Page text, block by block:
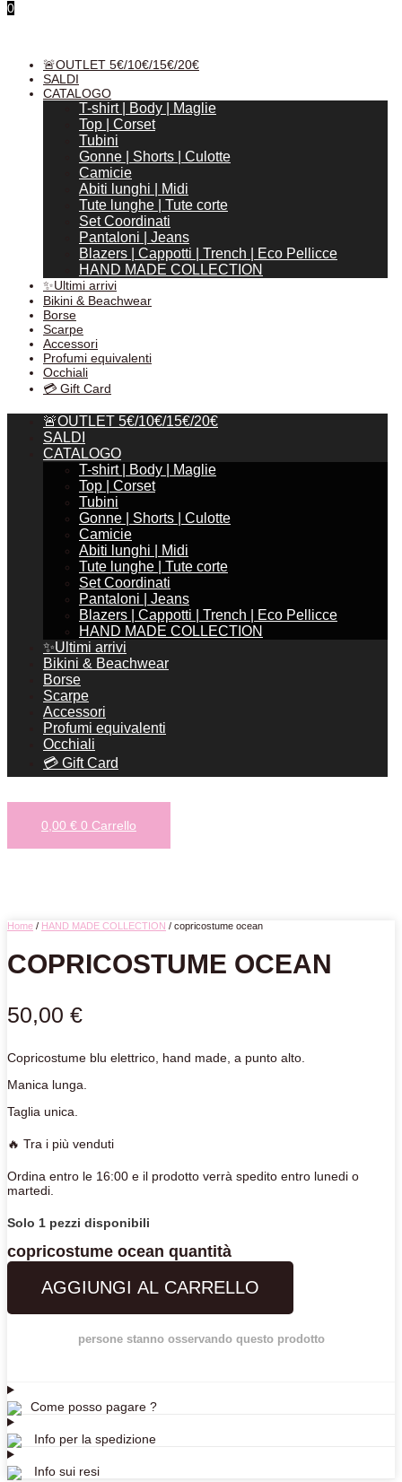
0
Search for:
Search Button
🚨OUTLET 5€/10€/15€/20€
SALDI
CATALOGO
T-shirt | Body | Maglie
Top | Corset
Tubini
Gonne | Shorts | Culotte
Camicie
Abiti lunghi | Midi
Tute lunghe | Tute corte
Set Coordinati
Pantaloni | Jeans
Blazers | Cappotti | Trench | Eco Pellicce
HAND MADE COLLECTION
✨Ultimi arrivi
Bikini & Beachwear
Borse
Scarpe
Accessori
Profumi equivalenti
Occhiali
💳 Gift Card
🚨OUTLET 5€/10€/15€/20€
SALDI
CATALOGO
T-shirt | Body | Maglie
Top | Corset
Tubini
Gonne | Shorts | Culotte
Camicie
Abiti lunghi | Midi
Tute lunghe | Tute corte
Set Coordinati
Pantaloni | Jeans
Blazers | Cappotti | Trench | Eco Pellicce
HAND MADE COLLECTION
✨Ultimi arrivi
Bikini & Beachwear
Borse
Scarpe
Accessori
Profumi equivalenti
Occhiali
💳 Gift Card
0,00 € 0 Carrello
Search Button
Home / HAND MADE COLLECTION / copricostume ocean
COPRICOSTUME OCEAN
50,00 €
Copricostume blu elettrico, hand made, a punto alto.
Manica lunga.
Taglia unica.
🔥 Tra i più venduti
Ordina entro le 16:00 e il prodotto verrà spedito entro lunedi o
martedi.
Solo 1 pezzi disponibili
copricostume ocean quantità
AGGIUNGI AL CARRELLO
persone stanno osservando questo prodotto
Come posso pagare ?
Info per la spedizione
Info sui resi